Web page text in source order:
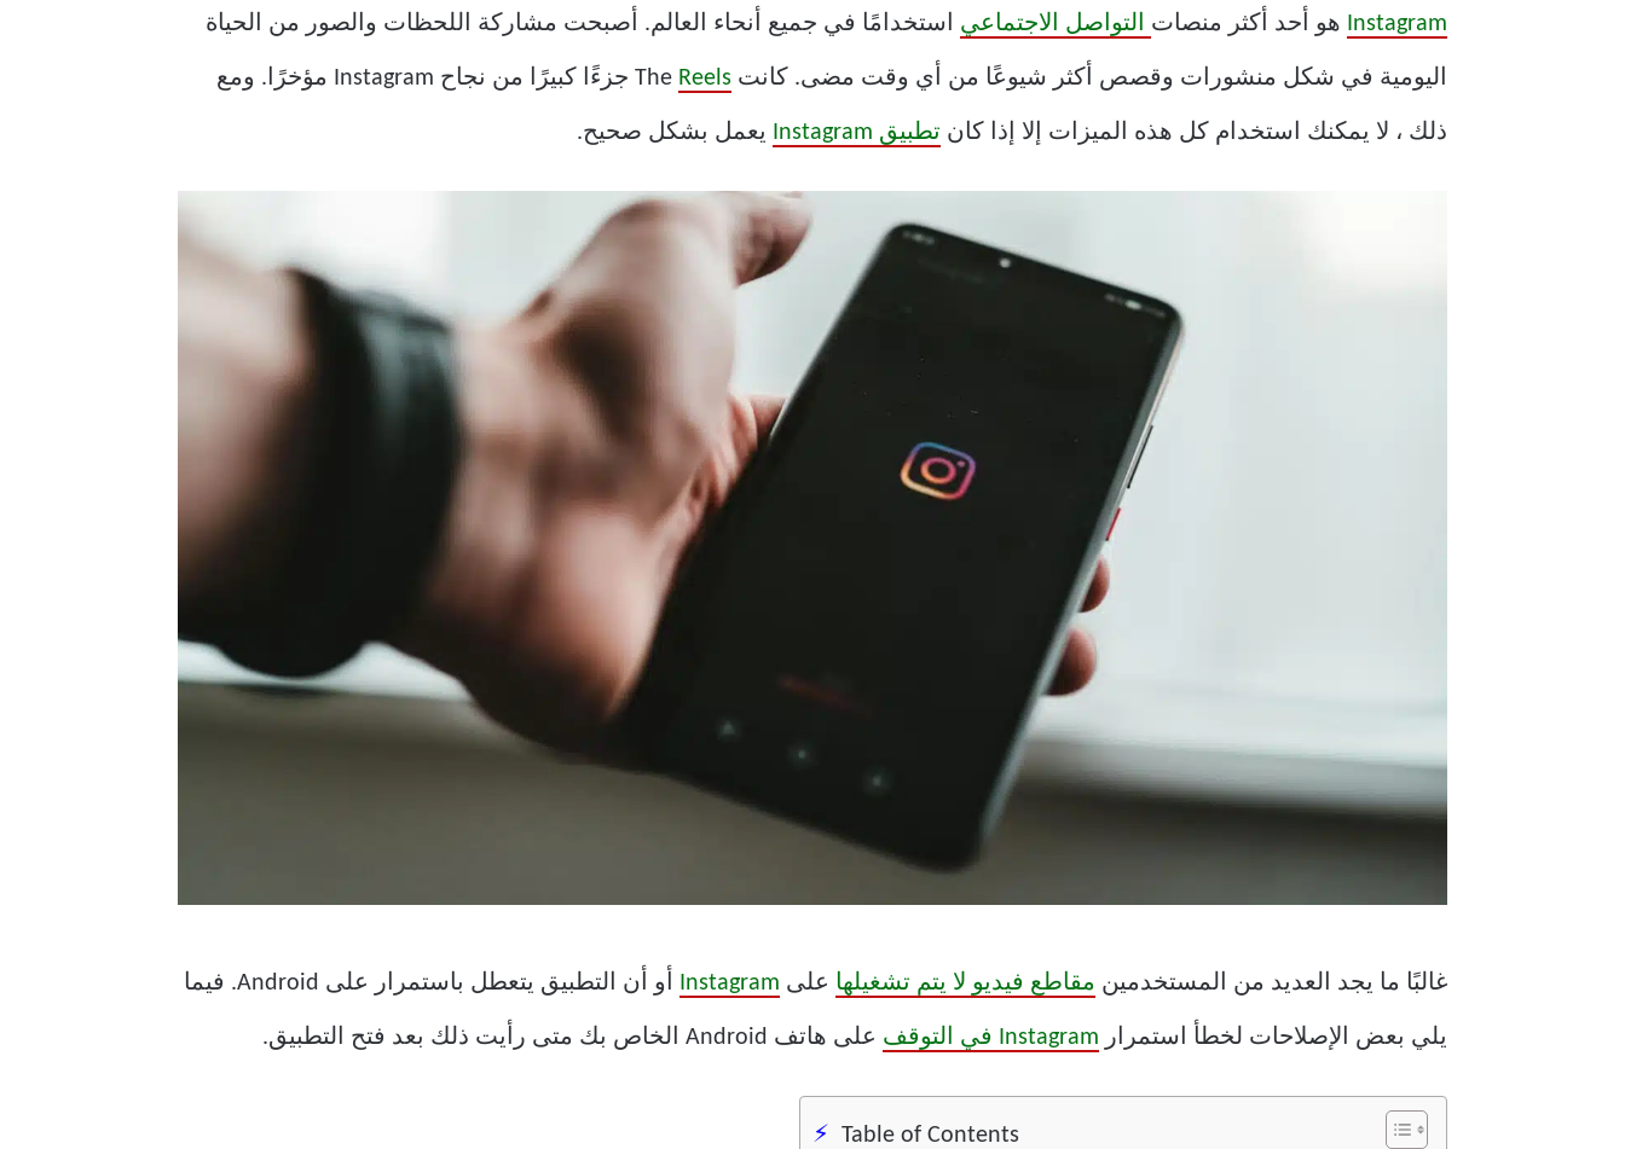
Instagram هو أحد أكثر منصات التواصل الاجتماعي استخدامًا في جميع أنحاء العالم. أصبحت مشاركة اللحظات والصور من الحياة
اليومية في شكل منشورات وقصص أكثر شيوعًا من أي وقت مضى. كانت The Reels جزءًا كبيرًا من نجاح Instagram مؤخرًا. ومع
ذلك ، لا يمكنك استخدام كل هذه الميزات إلا إذا كان تطبيق Instagram يعمل بشكل صحيح.
غالبًا ما يجد العديد من المستخدمين مقاطع فيديو لا يتم تشغيلها على Instagram أو أن التطبيق يتعطل باستمرار على Android. فيما
يلي بعض الإصلاحات لخطأ استمرار Instagram في التوقف على هاتف Android الخاص بك متى رأيت ذلك بعد فتح التطبيق.
Table of Contents